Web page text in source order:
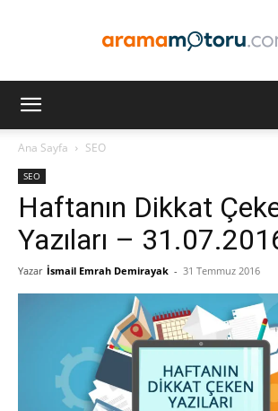
ve
Ana Sayfa SEO
SEO
Haftanın Dikkat
Yazıları –
Yazar İsmail Emrah Demirayak - 31 Temmuz 2016